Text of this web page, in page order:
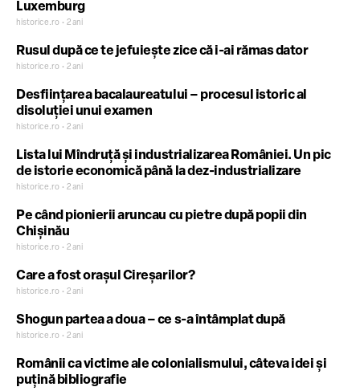
Luxemburg
historice.ro • 2 ani
Rusul după ce te jefuiește zice că i-ai rămas dator
historice.ro • 2 ani
Desființarea bacalaureatului – procesul istoric al
disoluției unui examen
historice.ro • 2 ani
Lista lui Mîndruță și industrializarea României. Un pic
de istorie economică până la dez-industrializare
historice.ro • 2 ani
Pe când pionierii aruncau cu pietre după popii din
Chișinău
historice.ro • 2 ani
Care a fost orașul Cireșarilor?
historice.ro • 2 ani
Shogun partea a doua – ce s-a întâmplat după
historice.ro • 2 ani
Românii ca victime ale colonialismului, câteva idei și
puțină bibliografie